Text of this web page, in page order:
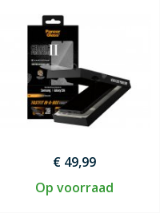
€ 49,99
Op voorraad